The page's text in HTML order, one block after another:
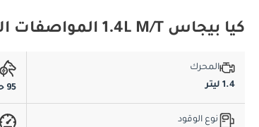
كيا بيجاس 1.4L M/T المواصفات الأساسية
المحرك
1.4 ليتر
95 حصان
نوع الوقود